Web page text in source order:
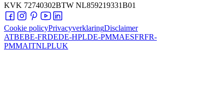
KVK 72740302BTW NL859219331B01
Cookie policyPrivacyverklaringDisclaimer
ATBEBE-FRDEDE-HPLDE-PMMAESFRFR-
PMMAITNLPLUK